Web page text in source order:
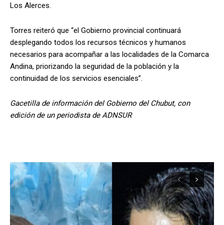
Los Alerces.
Torres reiteró que “el Gobierno provincial continuará
desplegando todos los recursos técnicos y humanos
necesarios para acompañar a las localidades de la Comarca
Andina, priorizando la seguridad de la población y la
continuidad de los servicios esenciales”.
Gacetilla de información del Gobierno del Chubut, con
edición de un periodista de ADNSUR